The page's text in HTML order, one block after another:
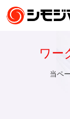
ワー
当ペ